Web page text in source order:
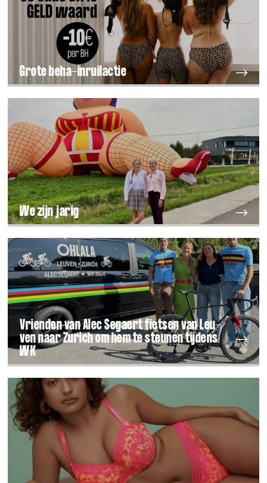
Grote beha-inruilactie
We zijn jarig
Vrien­den van Alec Segaert fiet­sen van Leu­
ven naar Zurich om hem te steu­nen tij­dens
WK